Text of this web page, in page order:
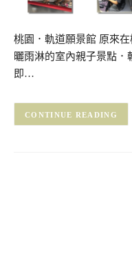
桃園．軌道願景館 原來
曬雨淋的室內親子景點
即…
CONTINUE READING